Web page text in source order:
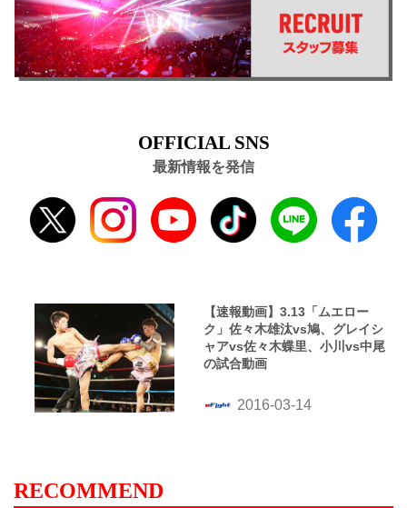
OFFICIAL SNS
最新情報を発信
【速報動画】3.13「ムエロー
ク」佐々木雄汰vs鳩、グレイシ
ャアvs佐々木蝶里、小川vs中尾
の試合動画
RECOMMEND